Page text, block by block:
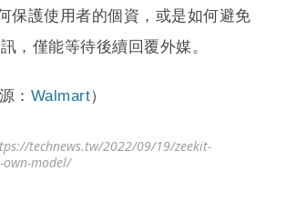
保護使用者的個資，或是如何避免
，僅能等待後續回覆外媒。
： Walmart）
technews.tw/2022/09/19/zeekit-
model/